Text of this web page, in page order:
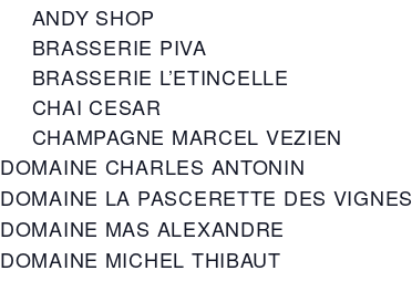
ANDY SHOP
BRASSERIE PIVA
BRASSERIE L’ETINCELLE
CHAI CESAR
CHAMPAGNE MARCEL VEZIEN
DOMAINE CHARLES ANTONIN
DOMAINE LA PASCERETTE DES VIGNES
DOMAINE MAS ALEXANDRE
DOMAINE MICHEL THIBAUT